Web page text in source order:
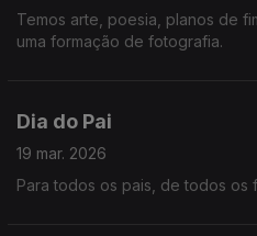
Temos arte, poesia, planos de
uma formação de fotografia.
Dia do Pai
19 mar. 2026
Para todos os pais, de todos os